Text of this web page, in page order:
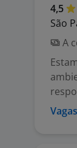
4,5
São
A